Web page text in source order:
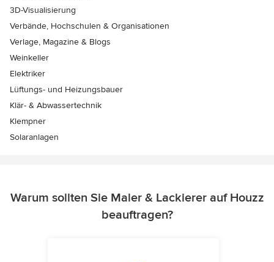
3D-Visualisierung
Verbände, Hochschulen & Organisationen
Verlage, Magazine & Blogs
Weinkeller
Elektriker
Lüftungs- und Heizungsbauer
Klär- & Abwassertechnik
Klempner
Solaranlagen
Warum sollten Sie Maler & Lackierer auf Houzz
beauftragen?